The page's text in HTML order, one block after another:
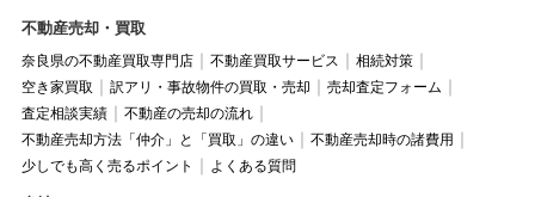
不動産売却・買取
奈良県の不動産買取専門店 不動産買取サービス
相続対策
空き家買取
訳アリ・事故物件の買取・売却
売却査定フォーム
査定相談実績
不動産の売却の流れ
不動産売却方法「仲介」と「買取」の違い
不動産売却時の諸費用
少しでも高く売るポイント
よくある質問